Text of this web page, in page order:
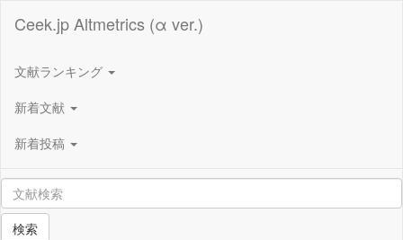
Ceek.jp Altmetrics (α ver.)
文献ランキング
新着文献
新着投稿
検索